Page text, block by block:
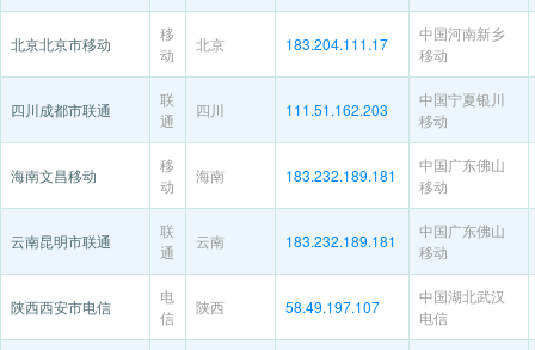
北京北京市移动
移
动
北京 183.204.111.17
中国河南新乡
移动
四川成都市联通
联
通
四川 111.51.162.203
中国宁夏银川
移动
海南文昌移动
移
动
海南 183.232.189.181
中国广东佛山
移动
云南昆明市联通
联
通
云南 183.232.189.181
中国广东佛山
移动
陕西西安市电信
电
信
陕西 58.49.197.107
中国湖北武汉
电信